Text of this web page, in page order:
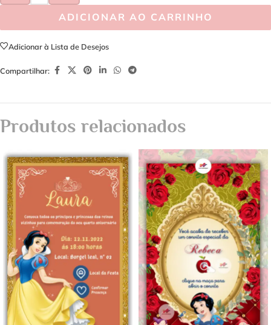
ADICIONAR AO CARRINHO
Adicionar à Lista de Desejos
Compartilhar:
Produtos relacionados